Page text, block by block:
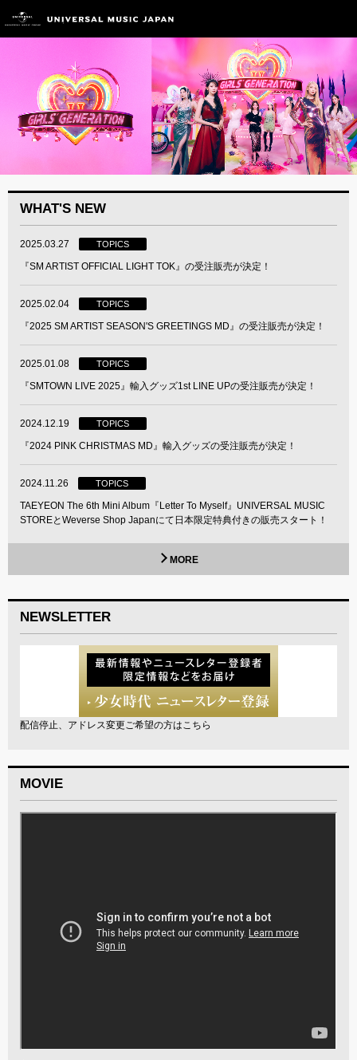
WHAT'S NEW
2025.03.27 TOPICS
『SM ARTIST OFFICIAL LIGHT TOK』の受注販売が決定！
2025.02.04 TOPICS
『2025 SM ARTIST SEASON'S GREETINGS MD』の受注販売が決定！
2025.01.08 TOPICS
『SMTOWN LIVE 2025』輸入グッズ1st LINE UPの受注販売が決定！
2024.12.19 TOPICS
『2024 PINK CHRISTMAS MD』輸入グッズの受注販売が決定！
2024.11.26 TOPICS
TAEYEON The 6th Mini Album『Letter To Myself』UNIVERSAL MUSIC
STOREとWeverse Shop Japanにて日本限定特典付きの販売スタート！
MORE
NEWSLETTER
配信停止、アドレス変更ご希望の方はこちら
MOVIE